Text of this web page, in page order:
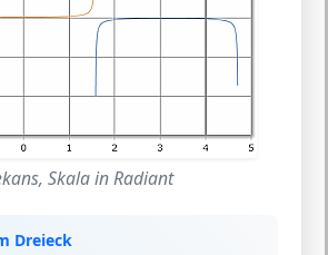
Skala in Radiant
Dreieck